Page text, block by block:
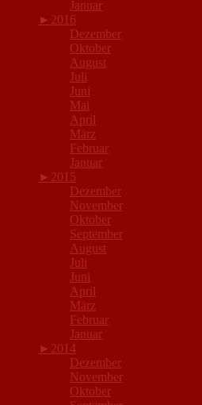
Januar
► 2016
Dezember
Oktober
August
Juli
Juni
Mai
April
März
Februar
Januar
► 2015
Dezember
November
Oktober
September
August
Juli
Juni
April
März
Februar
Januar
► 2014
Dezember
November
Oktober